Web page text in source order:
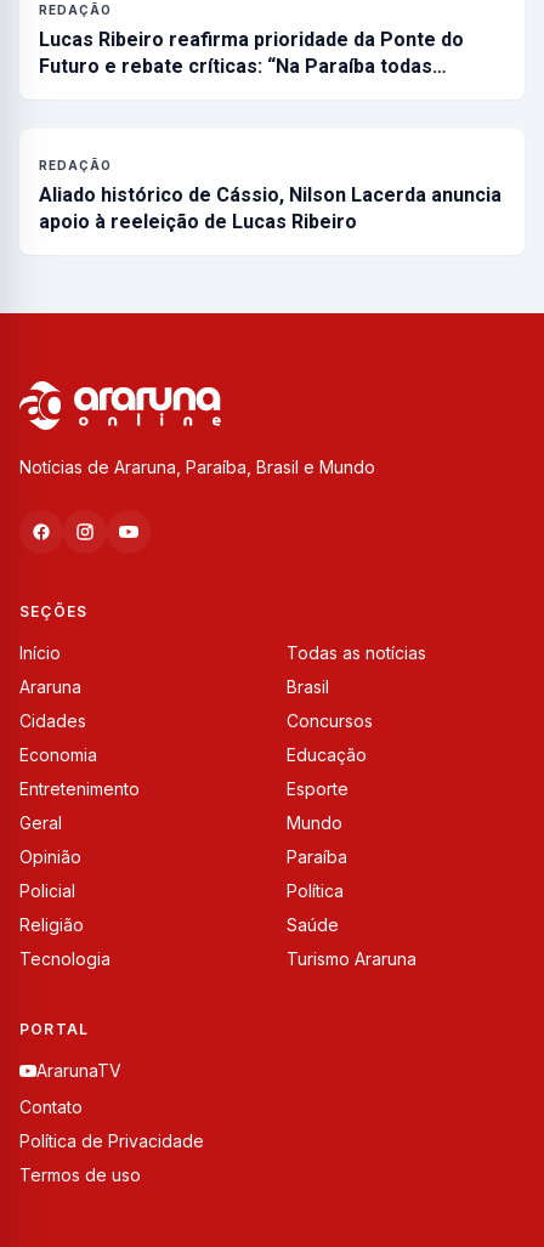
REDAÇÃO
Lucas Ribeiro reafirma prioridade da Ponte do
Futuro e rebate críticas: “Na Paraíba todas…
REDAÇÃO
Aliado histórico de Cássio, Nilson Lacerda anuncia
apoio à reeleição de Lucas Ribeiro
Notícias de Araruna, Paraíba, Brasil e Mundo
SEÇÕES
Início
Todas as notícias
Araruna
Brasil
Cidades
Concursos
Economia
Educação
Entretenimento
Esporte
Geral
Mundo
Opinião
Paraíba
Policial
Política
Religião
Saúde
Tecnologia
Turismo Araruna
PORTAL
ArarunaTV
Contato
Política de Privacidade
Termos de uso